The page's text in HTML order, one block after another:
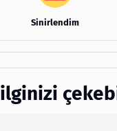
Sinirlendim